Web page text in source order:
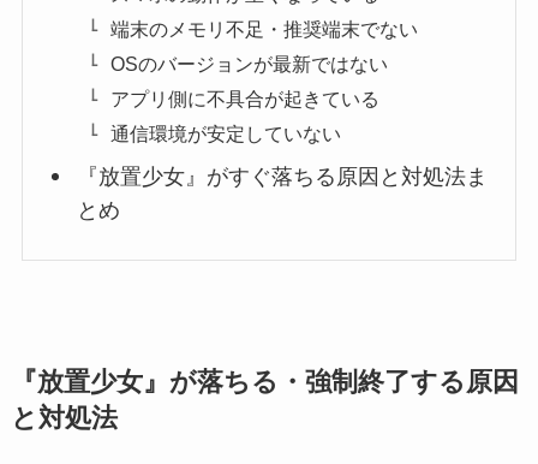
端末のメモリ不足・推奨端末でない
OSのバージョンが最新ではない
アプリ側に不具合が起きている
通信環境が安定していない
『放置少女』がすぐ落ちる原因と対処法ま
とめ
『放置少女』が落ちる・強制終了する原因
と対処法